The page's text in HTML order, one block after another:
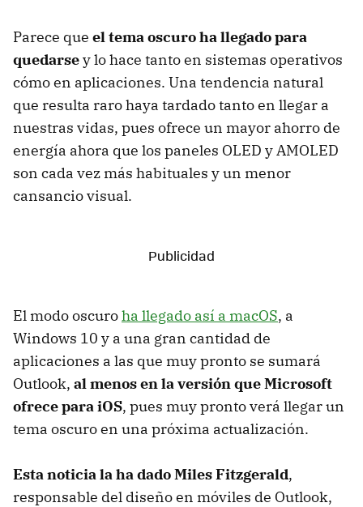
Parece que el tema oscuro ha llegado para
quedarsey lo hace tanto en sistemas operativos
cómo en aplicaciones. Una tendencia natural
que resulta raro haya tardado tanto en llegar a
nuestras vidas, pues ofrece un mayor ahorro de
energía ahora que los paneles OLED y AMOLED
son cada vez más habituales y un menor
cansancio visual.
El modo oscuroha llegado así a macOS, a
Windows 10 y a una gran cantidad de
aplicaciones a las que muy pronto se sumará
Outlook, al menos en la versión que Microsoft
ofrece para iOS, pues muy pronto verá llegar un
tema oscuro en una próxima actualización.
Esta noticia la ha dado Miles Fitzgerald,
responsable del diseño en móviles de Outlook,